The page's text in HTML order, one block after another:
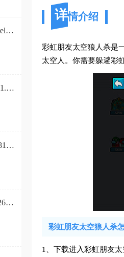
taptap最新版本2025v2.96.0-rel#100200-mkt#100300-rel#100000-rel#100100-mkt#100100-rel#100200-mkt#100100 手机版
蛋仔派对手游下载最新版vv1.0.266 手机版
魂斗罗归来最新版2025vv1.81.133.8468 官方正版
小红书国际版app官方版v9.26.0 官方正版
详情介绍
彩虹朋友太空狼人杀是
太空人。你需要躲避彩
彩虹朋友太空狼人杀
1、下载进入彩虹朋友